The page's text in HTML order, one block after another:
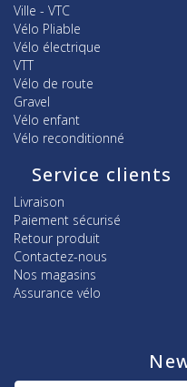
Ville - VTC
Vélo Pliable
Vélo électrique
VTT
Vélo de route
Gravel
Vélo enfant
Vélo reconditionné
Service clients
Livraison
Paiement sécurisé
Retour produit
Contactez-nous
Nos magasins
Assurance vélo